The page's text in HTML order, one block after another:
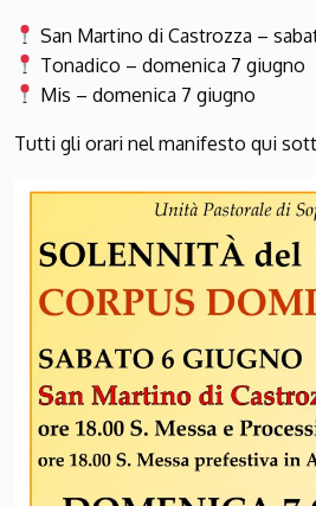
San Martino di Castrozza –
Tonadico – domenica 7 giugno
Mis – domenica 7 giugno
Tutti gli orari nel manifesto qui